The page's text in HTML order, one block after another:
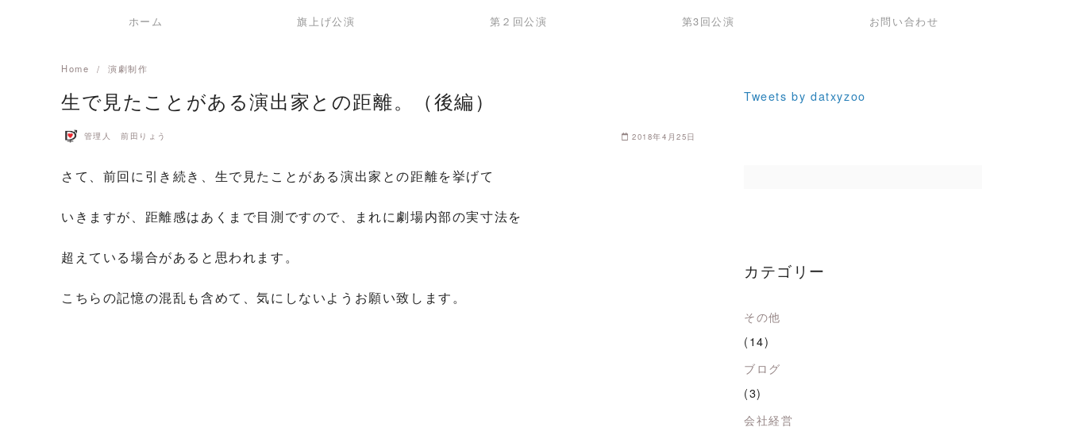
ホーム 旗上げ公演 第２回公演 第3回公演 お問い合わせ
Home 演劇制作
生で見たことがある演出家との距離。（後編）
管理人 前田りょう 2018年4月25日
さて、前回に引き続き、生で見たことがある演出家との距離を挙げて
いきますが、距離感はあくまで目測ですので、まれに劇場内部の実寸法を
超えている場合があると思われます。
こちらの記憶の混乱も含めて、気にしないようお願い致します。
Tweets by datxyzoo
カテゴリー
その他
(14)
ブログ
(3)
会社経営